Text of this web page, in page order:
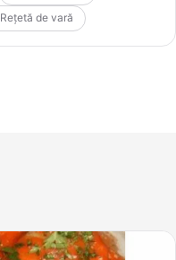
Rețetă de vară